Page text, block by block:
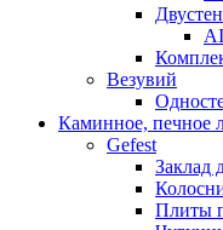
Везувий
Каминное, печное
Gefest
Заклад
Плиты